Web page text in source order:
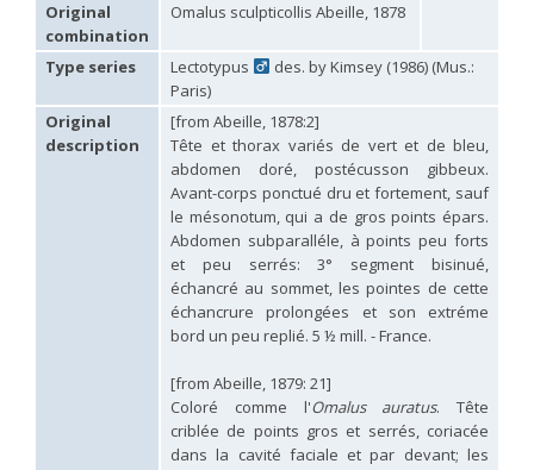
Hedychridium carmelitanum
Mercet, 1915
Hedychridium caucasium irregulare
Hedychridium chloropygum
Hedychridium chloropygum densumLinsenmaier, 1959
Hedychridium chloropygum spatiumLinsenmaier, 1959
Hedychridium coriaceum
(Dahlbom, 1854)
Hedychridium creetense
Linsenmaier, 1959
Hedychridium cupratum
(Dahlbom, 1845)
Linsenmaier, 1987
Linsenmaier, 1959
Mercet, 1904
Buysson, 1887
Hedychridium elegantulum peloponnenseLinsenmaier, 1968
Linsenmaier, 1968[E]
Strumia, 2003
Arens, 2010
Linsenmaier, 1987
Abeille, 1878
Buysson, 1887
Original
combination
Omalus sculpticollis Abeille, 1878
Type series Lectotypus
des. by Kimsey (1986) (Mus.:
Paris)
Original
description
[from Abeille, 1878:2]
Tête et thorax variés de vert et de bleu,
abdomen doré, postécusson gibbeux.
Avant-corps ponctué dru et fortement, sauf
le mésonotum, qui a de gros points épars.
Abdomen subparalléle, à points peu forts
et peu serrés: 3° segment bisinué,
échancré au sommet, les pointes de cette
échancrure prolongées et son extréme
bord un peu replié. 5 ½ mill. - France.
[from Abeille, 1879: 21]
Coloré comme l'Omalus auratus. Tête
criblée de points gros et serrés, coriacée
dans la cavité faciale et par devant; les